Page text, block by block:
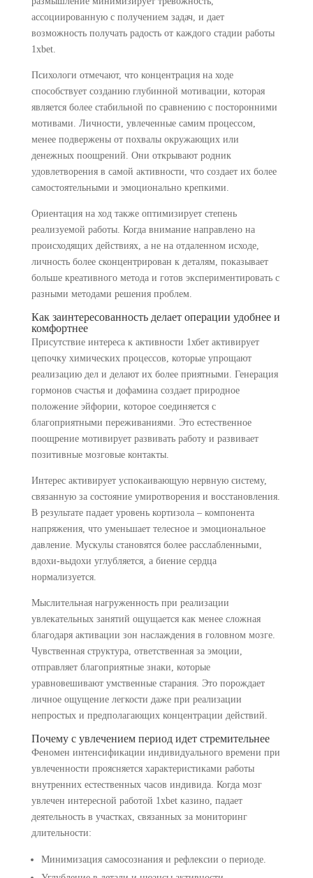
ассоциированную с получением задач, и дает
возможность получать радость от каждого стадии работы
1xbet.
Психологи отмечают, что концентрация на ходе
способствует созданию глубинной мотивации, которая
является более стабильной по сравнению с посторонними
мотивами. Личности, увлеченные самим процессом,
менее подвержены от похвалы окружающих или
денежных поощрений. Они открывают родник
удовлетворения в самой активности, что создает их более
самостоятельными и эмоционально крепкими.
Ориентация на ход также оптимизирует степень
реализуемой работы. Когда внимание направлено на
происходящих действиях, а не на отдаленном исходе,
личность более сконцентрирован к деталям, показывает
больше креативного метода и готов экспериментировать с
разными методами решения проблем.
Как заинтересованность делает операции удобнее и
комфортнее
Присутствие интереса к активности 1хбет активирует
цепочку химических процессов, которые упрощают
реализацию дел и делают их более приятными. Генерация
гормонов счастья и дофамина создает природное
положение эйфории, которое соединяется с
благоприятными переживаниями. Это естественное
поощрение мотивирует развивать работу и развивает
позитивные мозговые контакты.
Интерес активирует успокаивающую нервную систему,
связанную за состояние умиротворения и восстановления.
В результате падает уровень кортизола – компонента
напряжения, что уменьшает телесное и эмоциональное
давление. Мускулы становятся более расслабленными,
вдохи-выдохи углубляется, а биение сердца
нормализуется.
Мыслительная нагруженность при реализации
увлекательных занятий ощущается как менее сложная
благодаря активации зон наслаждения в головном мозге.
Чувственная структура, ответственная за эмоции,
отправляет благоприятные знаки, которые
уравновешивают умственные старания. Это порождает
личное ощущение легкости даже при реализации
непростых и предполагающих концентрации действий.
Почему с увлечением период идет стремительнее
Феномен интенсификации индивидуального времени при
увлеченности проясняется характеристиками работы
внутренних естественных часов индивида. Когда мозг
увлечен интересной работой 1xbet казино, падает
деятельность в участках, связанных за мониторинг
длительности:
Минимизация самосознания и рефлексии о периоде.